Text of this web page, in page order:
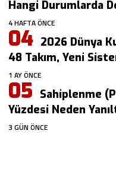
Hangi Durumlarda
4 HAFTA ÖNCE
2026 Dünya
48 Takım, Yeni
1 AY ÖNCE
Sahiplenme
Yüzdesi Neden
3 GÜN ÖNCE